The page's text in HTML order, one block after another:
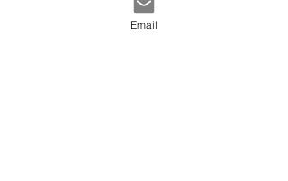
Il se peut que les couleurs
dégorgent un peu aux premiers
Email